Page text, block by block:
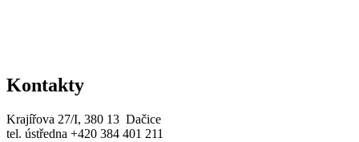
Kontakty
Krajířova 27/I, 380 13 Dačice
tel. ústředna +420 384 401 211